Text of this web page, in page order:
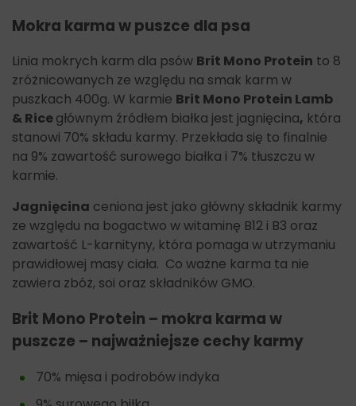
Mokra karma w puszce dla psa
Linia mokrych karm dla psów Brit Mono Protein to 8
zróżnicowanych ze względu na smak karm w
puszkach 400g. W karmie Brit Mono Protein Lamb
& Ricegłównym źródłem białka jest jagnięcina, która
stanowi 70% składu karmy. Przekłada się to finalnie
na 9% zawartość surowego białka i 7% tłuszczu w
karmie.
Jagnięcina ceniona jest jako główny składnik karmy
ze względu na bogactwo w witaminę B12 i B3 oraz
zawartość L-karnityny, która pomaga w utrzymaniu
prawidłowej masy ciała. Co ważne karma ta nie
zawiera zbóż, soi oraz składników GMO.
Brit Mono Protein – mokra karma w
puszcze – najważniejsze cechy karmy
70% mięsa i podrobów indyka